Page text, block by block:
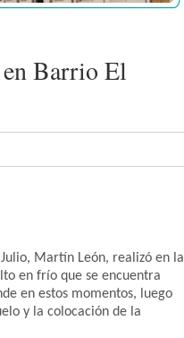
en Barrio El
Martín León, realizó en la
en frío que se encuentra
en estos momentos, luego
y la colocación de la